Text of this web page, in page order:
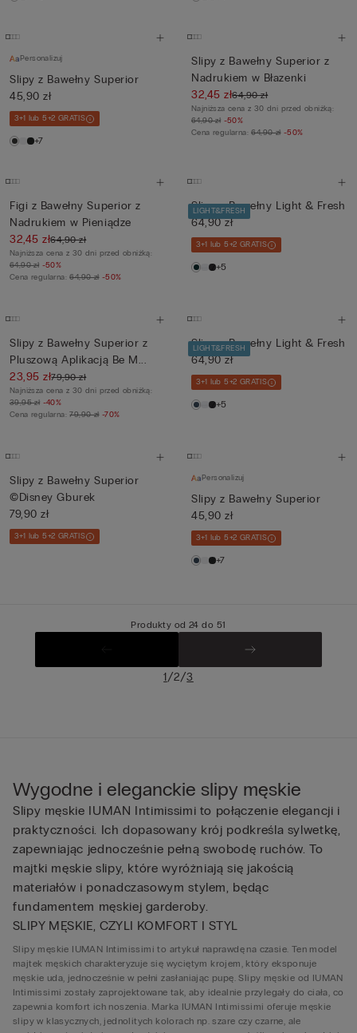
Personalizuj
Slipy z Bawełny Superior
45,90 zł
3+1 lub 5+2 GRATIS
+7
Slipy z Bawełny Superior z
Nadrukiem w Błazenki
32,45 zł64,90 zł
Najniższa cena z 30 dni przed obniżką:
64,90 zł -50%
Cena regularna:64,90 zł -50%
Figi z Bawełny Superior z
Nadrukiem w Pieniądze
32,45 zł64,90 zł
Najniższa cena z 30 dni przed obniżką:
64,90 zł -50%
Cena regularna:64,90 zł -50%
LIGHT&FRESH
Slipy z Bawełny Light & Fresh
64,90 zł
3+1 lub 5+2 GRATIS
+5
Slipy z Bawełny Superior z
Pluszową Aplikacją Be M...
23,95 zł79,90 zł
Najniższa cena z 30 dni przed obniżką:
39,95 zł -40%
Cena regularna:79,90 zł -70%
LIGHT&FRESH
Slipy z Bawełny Light & Fresh
64,90 zł
3+1 lub 5+2 GRATIS
+5
Slipy z Bawełny Superior
©Disney Gburek
79,90 zł
3+1 lub 5+2 GRATIS
Personalizuj
Slipy z Bawełny Superior
45,90 zł
3+1 lub 5+2 GRATIS
+7
Produkty od 24 do 51
1/2/3
Wygodne i eleganckie slipy męskie
Slipy męskie IUMAN Intimissimi to połączenie elegancji i
praktyczności. Ich dopasowany krój podkreśla sylwetkę,
zapewniając jednocześnie pełną swobodę ruchów. To
majtki męskie slipy, które wyróżniają się jakością
materiałów i ponadczasowym stylem, będąc
fundamentem męskiej garderoby.
SLIPY MĘSKIE, CZYLI KOMFORT I STYL
Slipy męskie IUMAN Intimissimi to artykuł naprawdę na czasie. Ten model
majtek męskich charakteryzuje się wyciętym krojem, który eksponuje
męskie uda, jednocześnie w pełni zasłaniając pupę. Slipy męskie od IUMAN
Intimissimi zostały zaprojektowane tak, aby idealnie przylegały do ciała, co
zapewnia komfort ich noszenia. Marka IUMAN Intimissimi oferuje męskie
slipy w klasycznych, jednolitych kolorach np. szare czy czarne, ale